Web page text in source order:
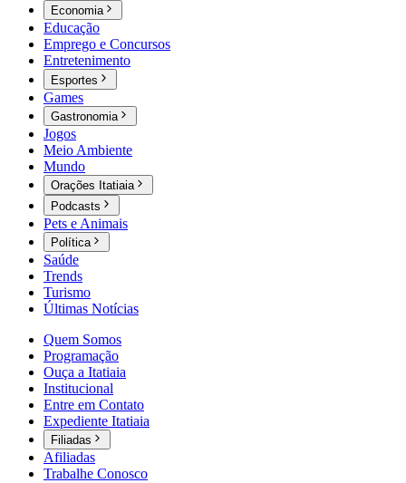
Economia
Educação
Emprego e Concursos
Entretenimento
Esportes
Games
Gastronomia
Jogos
Meio Ambiente
Mundo
Orações Itatiaia
Podcasts
Pets e Animais
Política
Saúde
Trends
Turismo
Últimas Notícias
Quem Somos
Programação
Ouça a Itatiaia
Institucional
Entre em Contato
Expediente Itatiaia
Filiadas
Afiliadas
Trabalhe Conosco